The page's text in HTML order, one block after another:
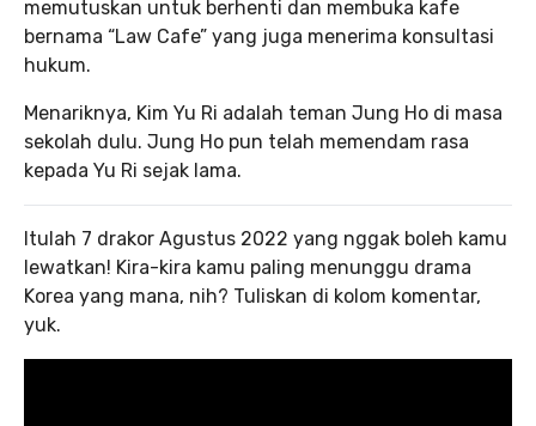
memutuskan untuk berhenti dan membuka kafe
bernama “Law Cafe” yang juga menerima konsultasi
hukum.
Menariknya, Kim Yu Ri adalah teman Jung Ho di masa
sekolah dulu. Jung Ho pun telah memendam rasa
kepada Yu Ri sejak lama.
Itulah 7 drakor Agustus 2022 yang nggak boleh kamu
lewatkan! Kira-kira kamu paling menunggu drama
Korea yang mana, nih? Tuliskan di kolom komentar,
yuk.